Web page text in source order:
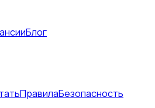
Блог
ПравилаБезопасность